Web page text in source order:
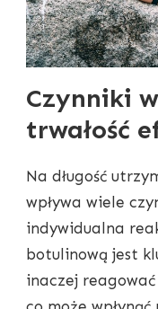
Czynniki
trwałość
Na długość
wpływa wiele
indywidualna
botulinową jest
inaczej